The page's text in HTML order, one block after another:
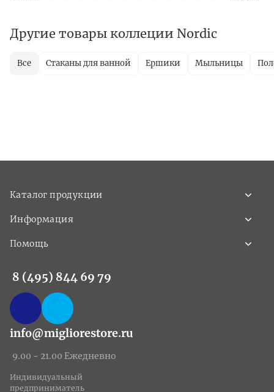
Другие товары коллеции Nordic
Все Стаканы для ванной Ершики Мыльницы
Каталог продукции
Информация
Помощь
8 (495) 844 69 79
info@migliorestore.ru
9.00 - 21.00 Ежедневно
Индивидуальный
предприниматель